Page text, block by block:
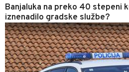
Banjaluka na preko 40 stepeni
iznenadilo gradske službe?